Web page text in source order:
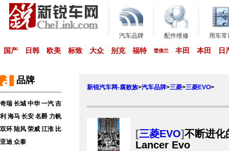
汽车品牌 配件维修 用车常
国产 日韩 欧美 标致 大众 别克 福特 雪佛兰 丰田 本田 日
品牌
奇瑞 长城 中华 一汽 吉
利 海马 长安 名爵 力帆
双环 陆风 荣威 江淮 比
亚迪 众泰
新锐汽车网-腐败族>汽车品牌>三菱>三菱EVO>
[三菱EVO]不断进
Lancer Evo